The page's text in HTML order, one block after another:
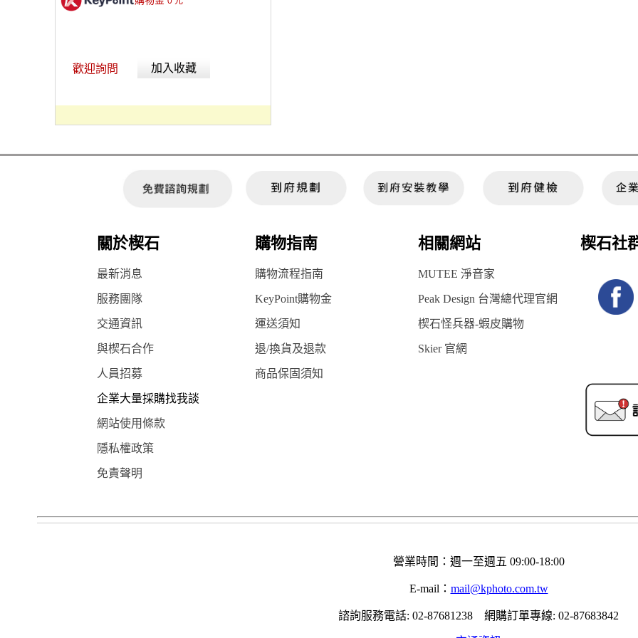
歡迎詢問 加入收藏
關於楔石 購物指南 相關網站 楔石社
最新消息 購物流程指南 MUTEE 淨音家
服務團隊 KeyPoint購物金 Peak Design 台灣總代理官網
交通資訊 運送須知 楔石怪兵器-蝦皮購物
與楔石合作 退/換貨及退款 Skier 官網
人員招募 商品保固須知
企業大量採購找我談
網站使用條款
隱私權政策
免責聲明
營業時間：週一至週五 09:00-18:00
E-mail： mail@kphoto.com.tw
諮詢服務電話: 02-87681238 網購訂單專線: 02-87683842